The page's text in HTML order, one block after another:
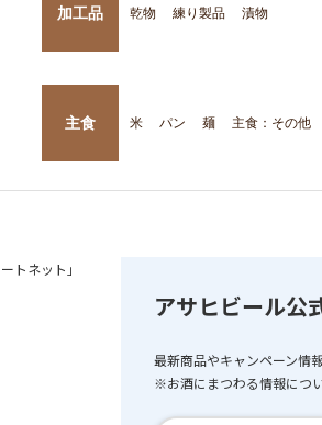
加工品 乾物 練り製品 漬物
主食 米 パン 麺 主食：その他
トネット」
アサヒビール公
最新商品やキャンペーン情
※お酒にまつわる情報につ